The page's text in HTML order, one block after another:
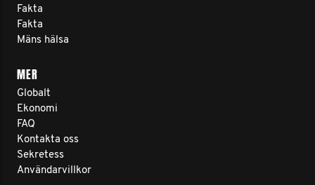
Fakta
Fakta
Mäns hälsa
MER
Globalt
Ekonomi
FAQ
Kontakta oss
Sekretess
Användarvillkor